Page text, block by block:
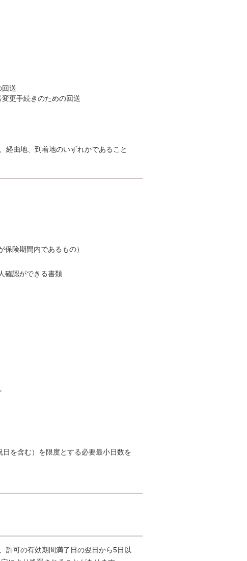
回送
更手続きのための回送
経由地、到着地のいずれかであること
険期間内であるもの）
確認ができる書類
を含む）を限度とする必要最小日数を
許可の有効期間満了日の翌日から5日以